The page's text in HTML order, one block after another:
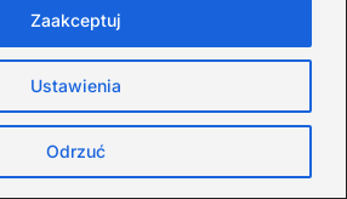
Ustawienia
Odrzuć
Zaakceptuj
Jak zapisać dziecko do
przedszkola i uniknąć
najczęstszych błędów